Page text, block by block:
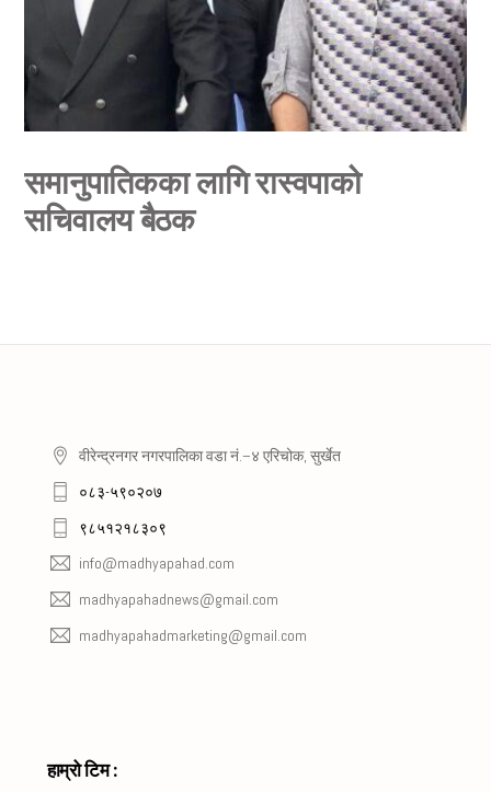
समानुपातिकका लागि रास्वपाको
सचिवालय बैठक
वीरेन्द्रनगर नगरपालिका वडा नं.–४ एरिचोक, सुर्खेत
०८३-५९०२०७
९८५१२१८३०९
info@madhyapahad.com
madhyapahadnews@gmail.com
madhyapahadmarketing@gmail.com
हाम्रो टिम :